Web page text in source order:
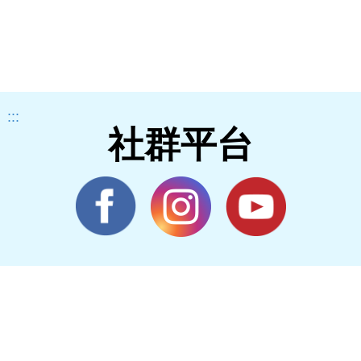
:::
社群平台